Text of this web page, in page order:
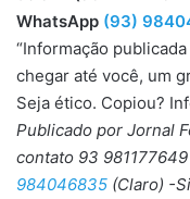
WhatsApp (93)
“Informação
chegar até você, um
Seja ético. Copiou?
Publicado por Jornal
contato 93
984046835 (Claro) -